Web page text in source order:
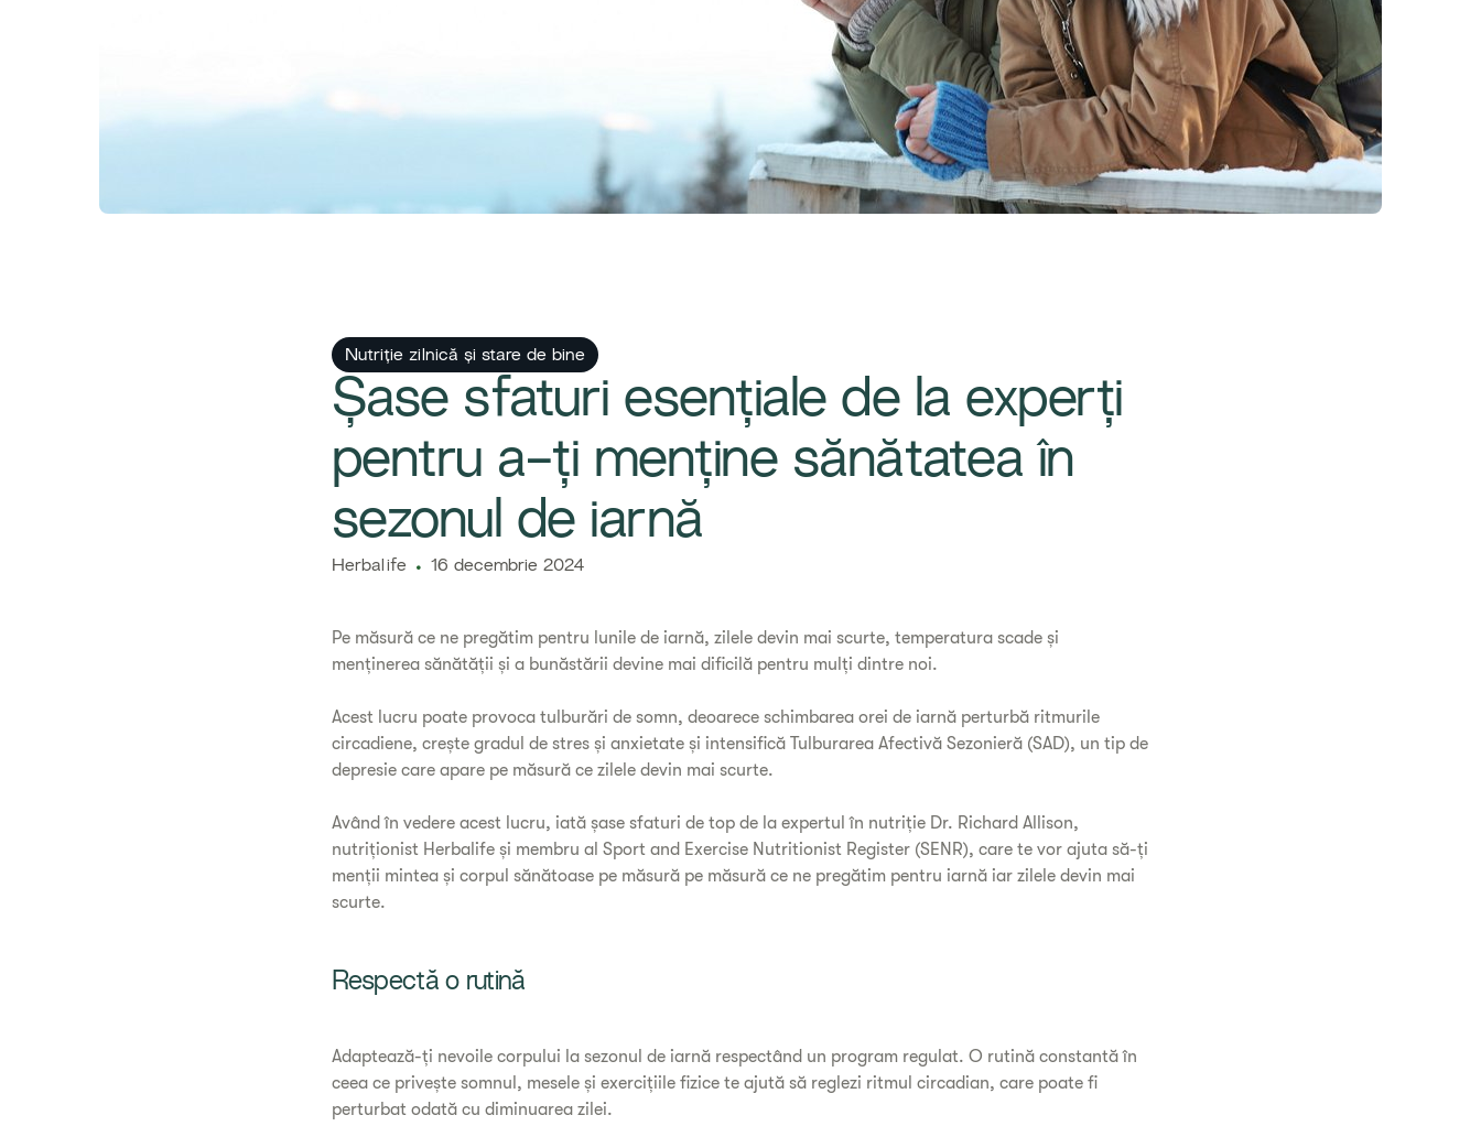
Nutriție zilnică și stare de bine
Șase sfaturi esențiale de la experți
pentru a-ți menține sănătatea în
sezonul de iarnă
Herbalife 16 decembrie 2024
Pe măsură ce ne pregătim pentru lunile de iarnă, zilele devin mai scurte, temperatura scade și
menținerea sănătății și a bunăstării devine mai dificilă pentru mulți dintre noi.
Acest lucru poate provoca tulburări de somn, deoarece schimbarea orei de iarnă perturbă ritmurile
circadiene, crește gradul de stres și anxietate și intensifică Tulburarea Afectivă Sezonieră (SAD), un tip de
depresie care apare pe măsură ce zilele devin mai scurte.
Având în vedere acest lucru, iată șase sfaturi de top de la expertul în nutriție Dr. Richard Allison,
nutriționist Herbalife și membru al Sport and Exercise Nutritionist Register (SENR), care te vor ajuta să-ți
menții mintea și corpul sănătoase pe măsură pe măsură ce ne pregătim pentru iarnă iar zilele devin mai
scurte.
Respectă o rutină
Adaptează-ți nevoile corpului la sezonul de iarnă respectând un program regulat. O rutină constantă în
ceea ce privește somnul, mesele și exercițiile fizice te ajută să reglezi ritmul circadian, care poate fi
perturbat odată cu diminuarea zilei.